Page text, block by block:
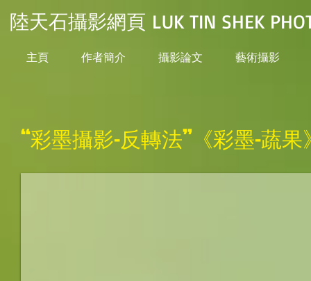
陸天石攝影網頁 LUK TIN SHEK
主頁 作者簡介 攝影論文 藝術攝影
“彩墨攝影-反轉法”《彩墨-蔬果